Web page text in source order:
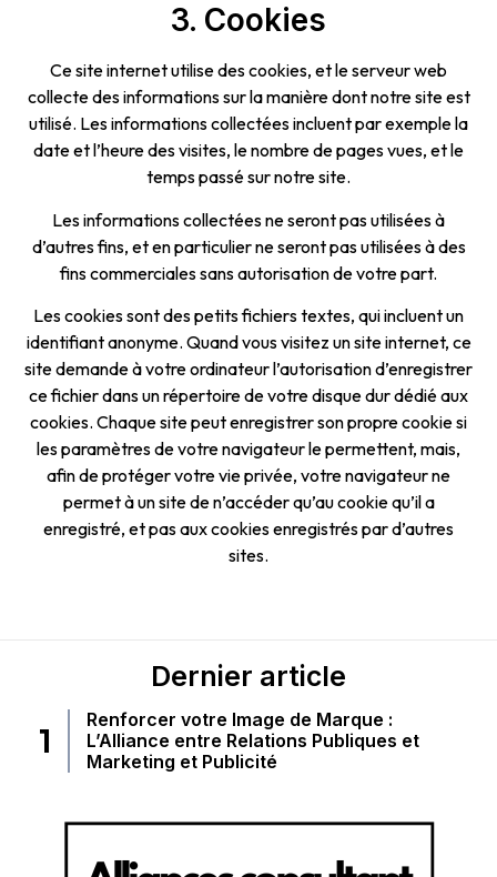
3. Cookies
Ce site internet utilise des cookies, et le serveur web
collecte des informations sur la manière dont notre site est
utilisé. Les informations collectées incluent par exemple la
date et l’heure des visites, le nombre de pages vues, et le
temps passé sur notre site.
Les informations collectées ne seront pas utilisées à
d’autres fins, et en particulier ne seront pas utilisées à des
fins commerciales sans autorisation de votre part.
Les cookies sont des petits fichiers textes, qui incluent un
identifiant anonyme. Quand vous visitez un site internet, ce
site demande à votre ordinateur l’autorisation d’enregistrer
ce fichier dans un répertoire de votre disque dur dédié aux
cookies. Chaque site peut enregistrer son propre cookie si
les paramètres de votre navigateur le permettent, mais,
afin de protéger votre vie privée, votre navigateur ne
permet à un site de n’accéder qu’au cookie qu’il a
enregistré, et pas aux cookies enregistrés par d’autres
sites.
Dernier article
Renforcer votre Image de Marque :
L’Alliance entre Relations Publiques et
Marketing et Publicité